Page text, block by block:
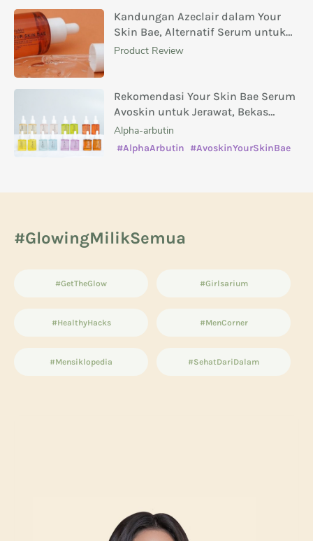
Kandungan Azeclair dalam Your
Skin Bae, Alternatif Serum untuk
Menghilangkan Bekas Jerawat
Product Review
Rekomendasi Your Skin Bae Serum
Avoskin untuk Jerawat, Bekas
Jerawat, Kusam, dan Masalah Kulit
Lainnya
Alpha-arbutin
#AlphaArbutin #AvoskinYourSkinBae
#GlowingMilikSemua
#GetTheGlow #Girlsarium
#HealthyHacks #MenCorner
#Mensiklopedia #SehatDariDalam